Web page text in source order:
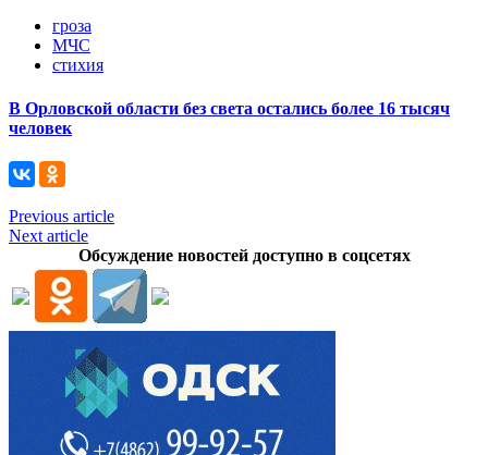
гроза
МЧС
стихия
В Орловской области без света остались более 16 тысяч
человек
Previous article
Next article
Обсуждение новостей доступно в соцсетях